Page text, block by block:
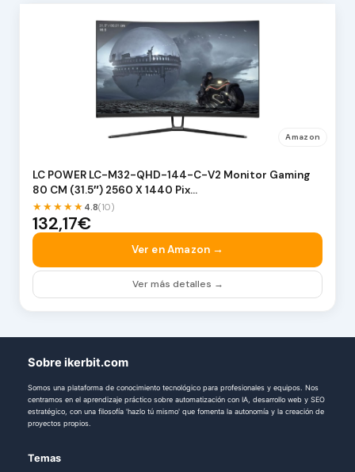
Amazon
LC POWER LC-M32-QHD-144-C-V2 Monitor Gaming
80 CM (31.5″) 2560 X 1440 Pix…
★★★★★ 4.8(10)
132,17€
Ver en Amazon →
Ver más detalles →
Sobre ikerbit.com
Somos una plataforma de conocimiento tecnológico para profesionales y equipos. Nos
centramos en el aprendizaje práctico sobre automatización con IA, desarrollo web y SEO
estratégico, con una filosofía 'hazlo tú mismo' que fomenta la autonomía y la creación de
proyectos propios.
Temas